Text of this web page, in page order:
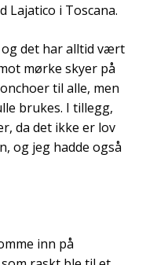
Lajatico i Toscana.
det har alltid vært
mørke skyer på
til alle, men
brukes. I tillegg,
da det ikke er lov
og jeg hadde også
inn på